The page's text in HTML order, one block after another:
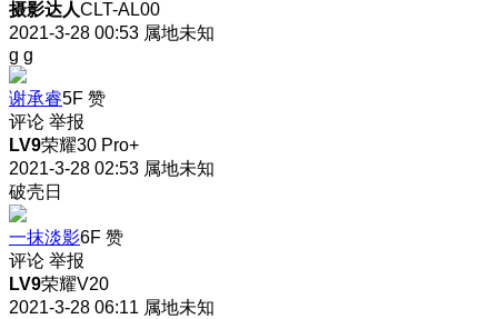
摄影达人CLT-AL00
2021-3-28 00:53 属地未知
g g
谢承睿5F 赞
评论 举报
LV9荣耀30 Pro+
2021-3-28 02:53 属地未知
破壳日
一抹淡影6F 赞
评论 举报
LV9荣耀V20
2021-3-28 06:11 属地未知